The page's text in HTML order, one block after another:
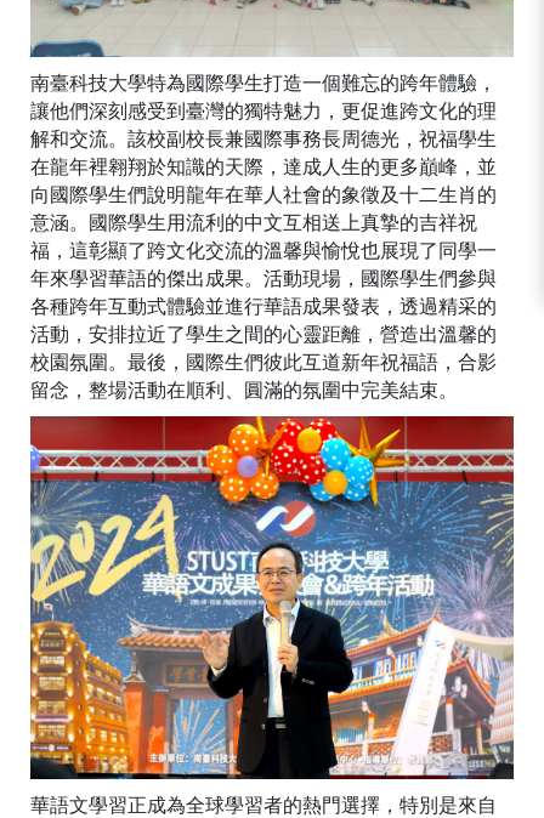
南臺科技大學特為國際學生打造一個難忘的跨年體驗，
讓他們深刻感受到臺灣的獨特魅力，更促進跨文化的理
解和交流。該校副校長兼國際事務長周德光，祝福學生
在龍年裡翱翔於知識的天際，達成人生的更多巔峰，並
向國際學生們說明龍年在華人社會的象徵及十二生肖的
意涵。國際學生用流利的中文互相送上真摯的吉祥祝
福，這彰顯了跨文化交流的溫馨與愉悅也展現了同學一
年來學習華語的傑出成果。活動現場，國際學生們參與
各種跨年互動式體驗並進行華語成果發表，透過精采的
活動，安排拉近了學生之間的心靈距離，營造出溫馨的
校園氛圍。最後，國際生們彼此互道新年祝福語，合影
留念，整場活動在順利、圓滿的氛圍中完美結束。
華語文學習正成為全球學習者的熱門選擇，特別是來自